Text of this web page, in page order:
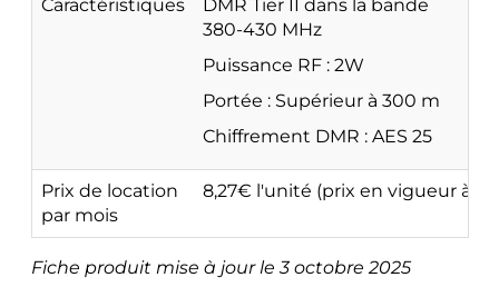
Caractéristiques
DMR Tier II dans la bande
380-430 MHz
Puissance RF : 2W
Portée : Supérieur à 300 m
Chiffrement DMR : AES 25
Prix de location
par mois
8,27€ l'unité (prix en vigueur à
Fiche produit mise à jour le 3 octobre 2025